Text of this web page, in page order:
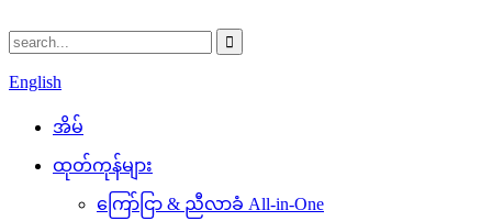
English
အိမ်
ထုတ်ကုန်များ
ကြော်ငြာ & ညီလာခံ All-in-One